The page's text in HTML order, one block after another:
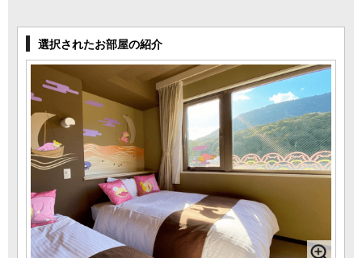
選択されたお部屋の紹介